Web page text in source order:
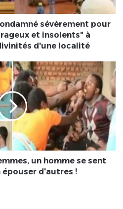
sévèrement pour
et insolents" à
d'une localité
un homme se sent
épouser d'autres !